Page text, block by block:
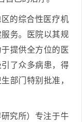
的综合性医疗机
务。医院以其规
提供全方位的医
了众多病患，得
部门特别批准，
究所）专注于牛